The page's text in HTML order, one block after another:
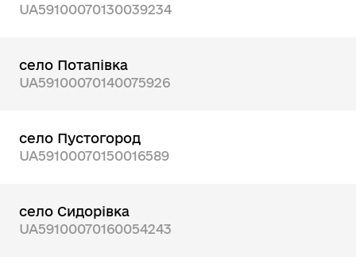
UA59100070130039234
село Потапівка
UA59100070140075926
село Пустогород
UA59100070150016589
село Сидорівка
UA59100070160054243